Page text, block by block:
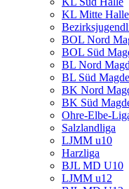
KL Mitte Halle
BOL Nord
BOL Süd
BL Nord
BL Süd
BK Nord
BK Süd
Ohre-Elbe-
Salzlandliga
LJMM u10
Harzliga
BJL MD U10
LJMM u12